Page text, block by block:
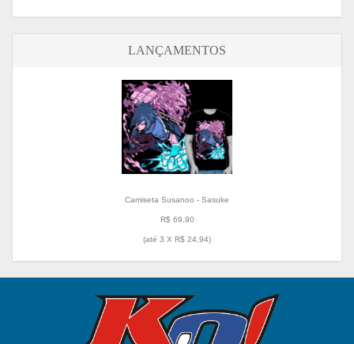
LANÇAMENTOS
Camiseta Susanoo - Sasuke
R$ 69,90
(até 3 X R$ 24,94)